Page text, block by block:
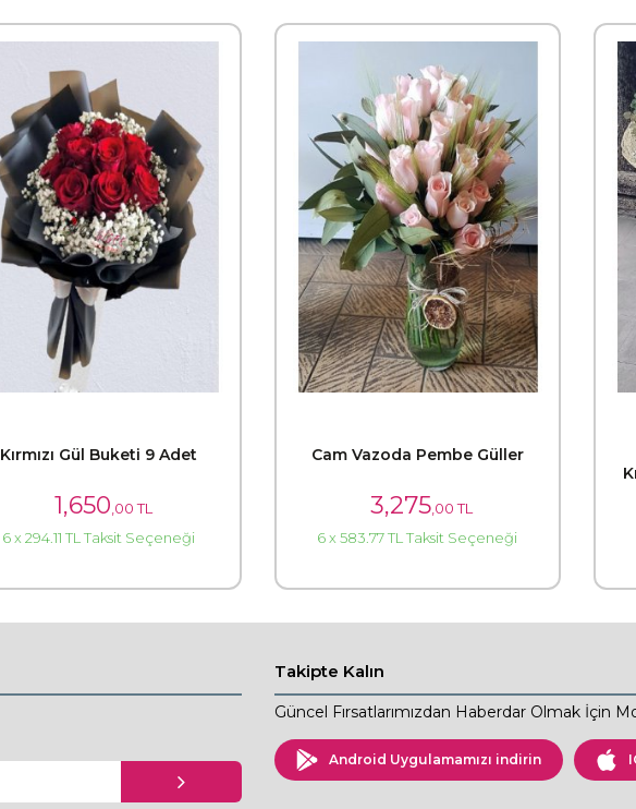
Kırmızı Gül Buketi 9 Adet
1,650 ,00 TL
6 x 294.11 TL Taksit Seçeneği
Cam Vazoda Pembe Güller
3,275 ,00 TL
6 x 583.77 TL Taksit Seçeneği
Takipte Kalın
Güncel Fırsatlarımızdan Haberdar Olmak İçin
Android Uygulamamızı indirin